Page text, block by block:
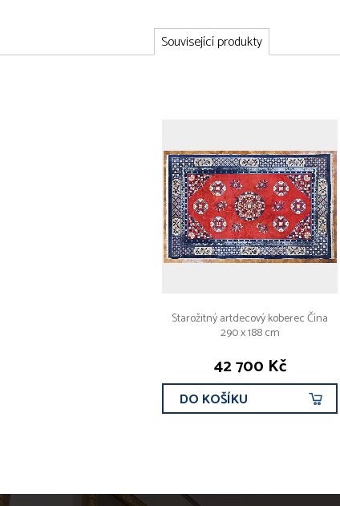
Související produkty
Starožitný artdecový koberec Čína
290 x 188 cm
42 700 Kč
DO KOŠÍKU